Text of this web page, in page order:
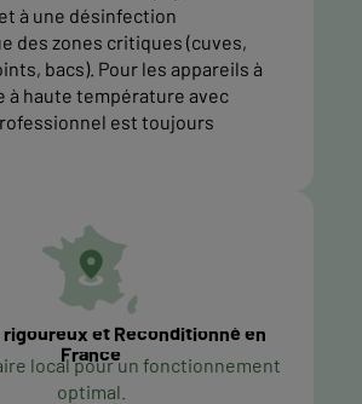
à une désinfection
des zones critiques (cuves,
bacs). Pour les appareils à
à haute température avec
est toujours
et Reconditionné en
France
local pour un fonctionnement
optimal.